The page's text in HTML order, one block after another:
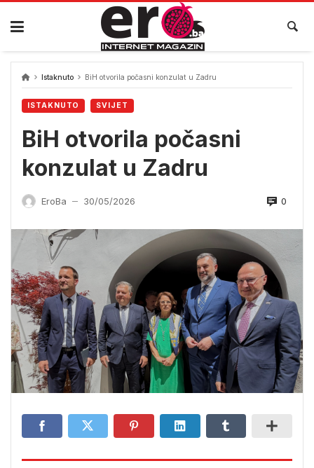
Skip
content
Istaknuto BiH otvorila počasni konzulat u Zadru
ISTAKNUTO SVIJET
BiH otvorila počasni
konzulat u Zadru
EroBa — 30/05/2026 0